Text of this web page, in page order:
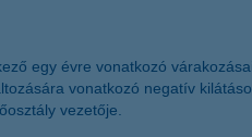
egy évre vonatkozó
vonatkozó negatív
vezetője.